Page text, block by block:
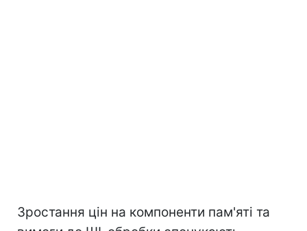
Зростання цін на компоненти пам'яті та